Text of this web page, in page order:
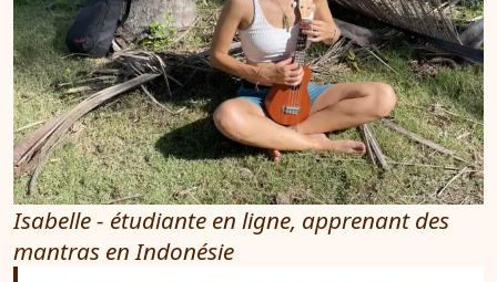
Isabelle - étudiante en ligne, apprenant des
mantras en Indonésie